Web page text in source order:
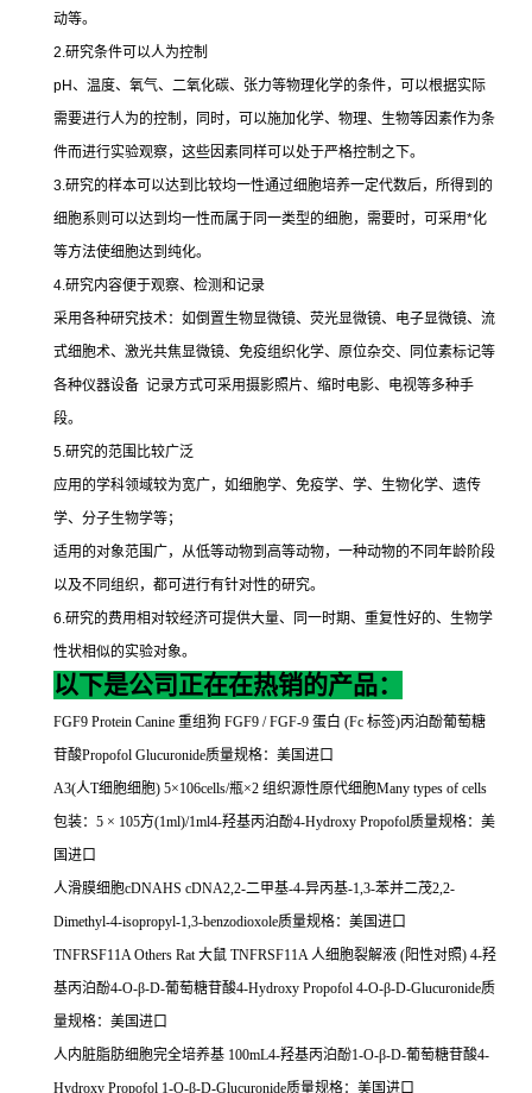
动等。
2.研究条件可以人为控制
pH、温度、氧气、二氧化碳、张力等物理化学的条件，可以根据实际
需要进行人为的控制，同时，可以施加化学、物理、生物等因素作为条
件而进行实验观察，这些因素同样可以处于严格控制之下。
3.研究的样本可以达到比较均一性通过细胞培养一定代数后，所得到的
细胞系则可以达到均一性而属于同一类型的细胞，需要时，可采用*化
等方法使细胞达到纯化。
4.研究内容便于观察、检测和记录
采用各种研究技术：如倒置生物显微镜、荧光显微镜、电子显微镜、流
式细胞术、激光共焦显微镜、免疫组织化学、原位杂交、同位素标记等
各种仪器设备 记录方式可采用摄影照片、缩时电影、电视等多种手
段。
5.研究的范围比较广泛
应用的学科领域较为宽广，如细胞学、免疫学、学、生物化学、遗传
学、分子生物学等；
适用的对象范围广，从低等动物到高等动物，一种动物的不同年龄阶段
以及不同组织，都可进行有针对性的研究。
6.研究的费用相对较经济可提供大量、同一时期、重复性好的、生物学
性状相似的实验对象。
以下是公司正在在热销的产品：
FGF9 Protein Canine 重组狗 FGF9 / FGF-9 蛋白 (Fc 标签)丙泊酚葡萄糖
苷酸Propofol Glucuronide质量规格：美国进口
A3(人T细胞细胞) 5×106cells/瓶×2 组织源性原代细胞Many types of cells
包装： 5 × 105方(1ml)/1ml4-羟基丙泊酚4-Hydroxy Propofol质量规格：美
国进口
人滑膜细胞cDNAHS cDNA2,2-二甲基-4-异丙基-1,3-苯并二茂2,2-
Dimethyl-4-isopropyl-1,3-benzodioxole质量规格：美国进口
TNFRSF11A Others Rat大鼠 TNFRSF11A人细胞裂解液 (阳性对照) 4-羟
基丙泊酚4-O-β-D-葡萄糖苷酸4-Hydroxy Propofol 4-O-β-D-Glucuronide质
量规格：美国进口
人内脏脂肪细胞完全培养基 100mL4-羟基丙泊酚1-O-β-D-葡萄糖苷酸4-
Hydroxy Propofol 1-O-β-D-Glucuronide质量规格：美国进口